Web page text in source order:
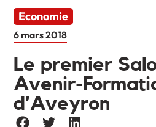
Economie
6 mars 2018
Le premier
Avenir-
d’Aveyron